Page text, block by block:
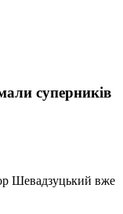
суперників
Шевадзуцький вже